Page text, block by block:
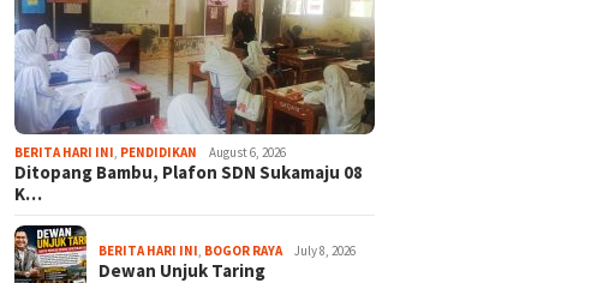
BERITA HARI INI PENDIDIKAN August 6, 2026
Ditopang Bambu, Plafon SDN Sukamaju 08
K…
BERITA HARI INI BOGOR RAYA July 8, 2026
Dewan Unjuk Taring